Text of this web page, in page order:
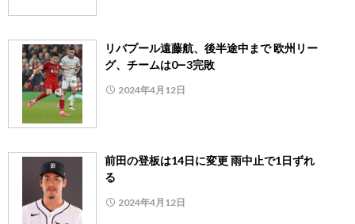
リバプール遠藤航、後半途中まで 欧州リー
グ、チームは0―3完敗
2024年4月12日
前田の登板は14日に変更 雨中止で1日ずれ
る
2024年4月12日